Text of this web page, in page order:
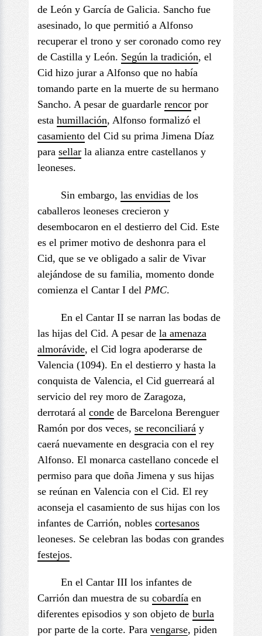
de León y García de Galicia. Sancho fue
asesinado, lo que permitió a Alfonso
recuperar el trono y ser coronado como rey
de Castilla y León. Según la tradición, el
Cid hizo jurar a Alfonso que no había
tomando parte en la muerte de su hermano
Sancho. A pesar de guardarle rencor por
esta humillación, Alfonso formalizó el
casamiento del Cid su prima Jimena Díaz
para sellar la alianza entre castellanos y
leoneses.
Sin embargo, las envidias de los
caballeros leoneses crecieron y
desembocaron en el destierro del Cid. Este
es el primer motivo de deshonra para el
Cid, que se ve obligado a salir de Vivar
alejándose de su familia, momento donde
comienza el Cantar I del PMC.
En el Cantar II se narran las bodas de
las hijas del Cid. A pesar de la amenaza
almorávide, el Cid logra apoderarse de
Valencia (1094). En el destierro y hasta la
conquista de Valencia, el Cid guerreará al
servicio del rey moro de Zaragoza,
derrotará al conde de Barcelona Berenguer
Ramón por dos veces, se reconciliará y
caerá nuevamente en desgracia con el rey
Alfonso. El monarca castellano concede el
permiso para que doña Jimena y sus hijas
se reúnan en Valencia con el Cid. El rey
aconseja el casamiento de sus hijas con los
infantes de Carrión, nobles cortesanos
leoneses. Se celebran las bodas con grandes
festejos.
En el Cantar III los infantes de
Carrión dan muestra de su cobardía en
diferentes episodios y son objeto de burla
por parte de la corte. Para vengarse, piden